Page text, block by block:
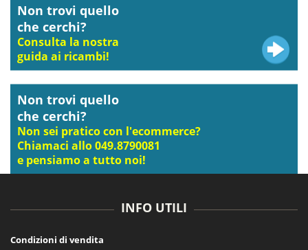
Non trovi quello
che cerchi?
Consulta la nostra
guida ai ricambi!
Non trovi quello
che cerchi?
Non sei pratico con l'ecommerce?
Chiamaci allo 049.8790081
e pensiamo a tutto noi!
INFO UTILI
Condizioni di vendita